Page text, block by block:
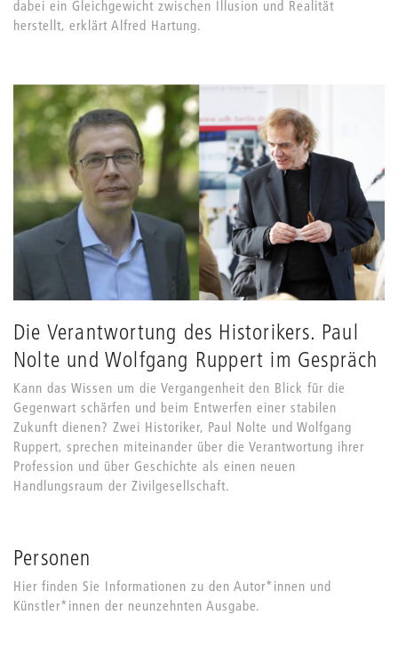
dabei ein Gleichgewicht zwischen Illusion und Realität
herstellt, erklärt Alfred Hartung.
Die Verantwortung des Historikers. Paul
Nolte und Wolfgang Ruppert im Gespräch
Kann das Wissen um die Vergangenheit den Blick für die
Gegenwart schärfen und beim Entwerfen einer stabilen
Zukunft dienen? Zwei Historiker, Paul Nolte und Wolfgang
Ruppert, sprechen miteinander über die Verantwortung ihrer
Profession und über Geschichte als einen neuen
Handlungsraum der Zivilgesellschaft.
Personen
Hier finden Sie Informationen zu den Autor*innen und
Künstler*innen der neunzehnten Ausgabe.